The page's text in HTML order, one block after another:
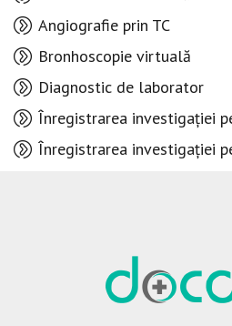
Angiografie prin TC
Bronhoscopie virtuală
Diagnostic de laborator
Înregistrarea investigației
Înregistrarea investigației